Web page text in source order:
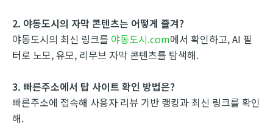
2. 야동도시의 자막 콘텐츠는 어떻게 즐겨?
야동도시의 최신 링크를 야동도시.com에서 확인하고, AI 필
터로 노모, 유모, 리무브 자막 콘텐츠를 탐색해.
3. 빠른주소에서 탑 사이트 확인 방법은?
빠른주소에 접속해 사용자 리뷰 기반 랭킹과 최신 링크를 확인
해.